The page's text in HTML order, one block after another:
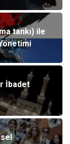
tankı) ile
İbadet